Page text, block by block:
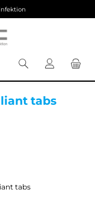
tabs